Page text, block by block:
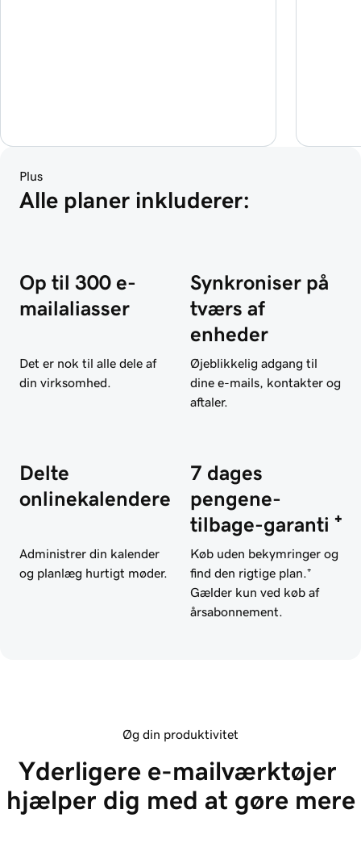
Plus
Alle planer inkluderer:
Op til 300 e-
mailaliasser
Det er nok til alle dele af
din virksomhed.
Synkroniser på
tværs af
enheder
Øjeblikkelig adgang til
dine e-mails, kontakter og
aftaler.
Delte
onlinekalendere
Administrer din kalender
og planlæg hurtigt møder.
7 dages
pengene-
tilbage-garanti ⁺
Køb uden bekymringer og
find den rigtige plan.⁺
Gælder kun ved køb af
årsabonnement.
Øg din produktivitet
Yderligere e-mailværktøjer
hjælper dig med at gøre mere